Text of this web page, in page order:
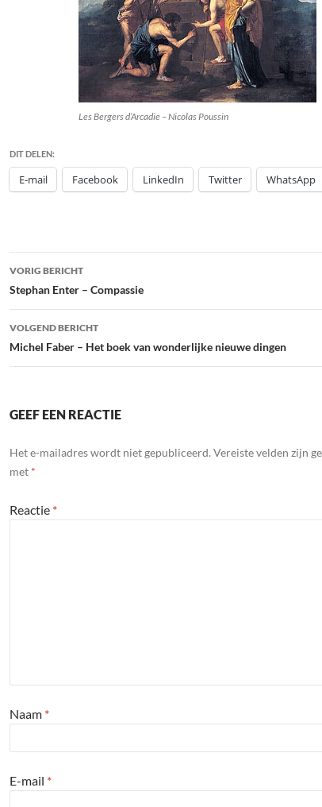
Les Bergers d’Arcadie – Nicolas Poussin
DIT DELEN:
E-mail Facebook LinkedIn Twitter WhatsApp
Bericht
navigatie
VORIG BERICHT
Stephan Enter – Compassie
VOLGEND BERICHT
Michel Faber – Het boek van wonderlijke nieuwe dingen
GEEF EEN REACTIE
Het e-mailadres wordt niet gepubliceerd. Vereiste velden zijn
met *
Reactie *
Naam *
E-mail *